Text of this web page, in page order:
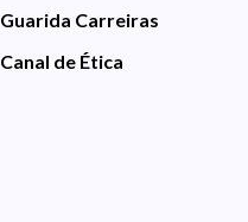
Guarida Carreiras
Canal de Ética